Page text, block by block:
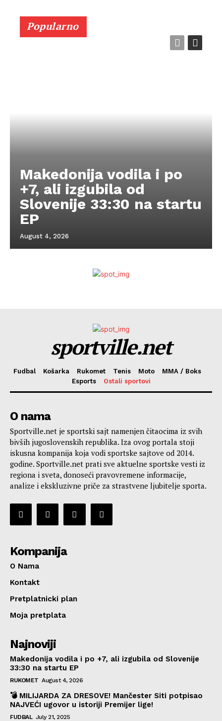
Popularno
Makedonija vodila i po
+7, ali izgubila od
Slovenije 33:30 na startu
EP
August 4, 2026
sportville.net
Fudbal Košarka Rukomet Tenis Moto
MMA / Boks
Esports
Ostali sportovi
O nama
Sportville.net je sportski sajt namenjen čitaocima iz svih
bivših jugoslovenskih republika. Iza ovog portala stoji
iskusna kompanija koja vodi sportske sajtove od 2014.
godine. Sportville.net prati sve aktuelne sportske vesti iz
regiona i sveta, donoseći pravovremene informacije,
analize i ekskluzivne priče za strastvene ljubitelje sporta.
Kompanija
O Nama
Kontakt
Pretplatnicki plan
Moja pretplata
Najnoviji
Makedonija vodila i po +7, ali izgubila od Slovenije
33:30 na startu EP
RUKOMET August 4, 2026
💣 MILIJARDA ZA DRESOVE! Mančester Siti potpisao
NAJVEĆI ugovor u istoriji Premijer lige!
FUDBAL July 21, 2025